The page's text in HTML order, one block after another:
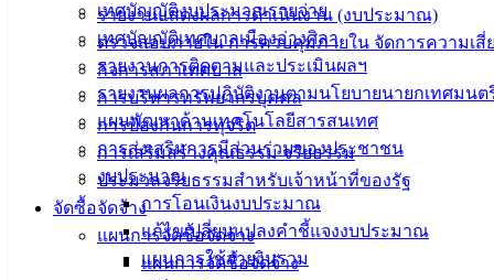
รายงานแสดงผลการดำเนินงาน (งบประมาณ)
ตรวจสอบภายใน การควบคุมภายใน จัดการความเสี่
กิจการสภาเทศบาล
การบริหารทรัพยากรบุคคล
การป้องกันการทุจริต
การเสริมสร้างคุณธรรม จริยธรรม
ประมวลจริยธรรมสำหรับเจ้าหน้าที่ของรัฐ
จัดซื้อจัดจ้าง
แผนการจัดซื้อจัดจ้าง
แผนการจัดซื้อจัดจ้าง
เทศบัญญัติงบประมาณรายจ่าย
เทศบัญญัติเทศบาลเมืองอ่างศิลา
รายงานการติดตามและประเมินผลฯ
รายงานผลการปฏิบัติงานตามนโยบายนายกเทศมนต
แผนพัฒนาด้านเทคโนโลยีสารสนเทศ
การส่งเสริมการมีส่วนร่วมของประชาชน
งบประมาณ
การโอนเงินงบประมาณ
แก้ไขเปลี่ยนแปลงคำชี้แจงงบประมาณ
แผนการใช้จ่ายงินรวม